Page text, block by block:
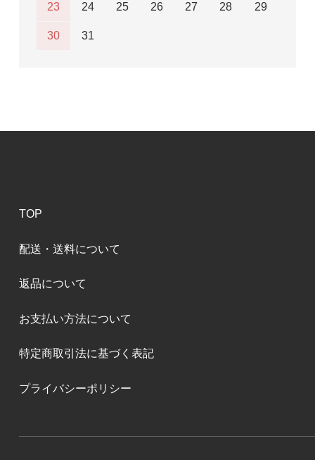
23 24 25 26 27 28 29
30 31
TOP
配送・送料について
返品について
お支払い方法について
特定商取引法に基づく表記
プライバシーポリシー